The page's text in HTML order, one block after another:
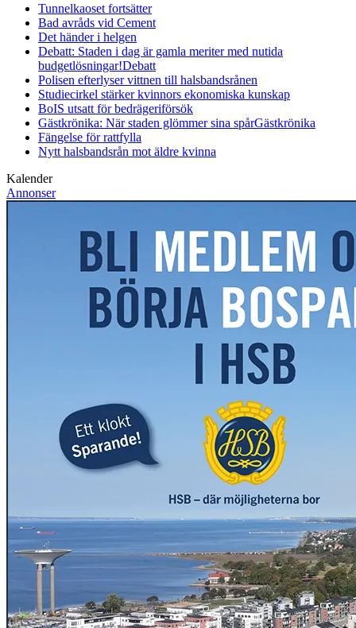
Tunnelkaoset fortsätter
Bad avråds vid Cement
Det händer i helgen
Debatt: Staden i dag är gamla meriter med nutida
budgetlösningar!Debatt
Polisen efterlyser vittnen till halsbandsrånen
Studiecirkel stärker kvinnors ekonomiska kunskap
BoIS utsatt för bedrägeriförsök
Gästkrönika: När staden glömmer sina spårGästkrönika
Fängelse för rattfylla
Nytt halsbandsrån mot äldre kvinna
Kalender
Annonser